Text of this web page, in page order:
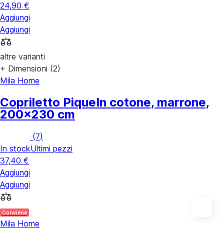
24,90 €
Aggiungi
Aggiungi
altre varianti
+ Dimensioni (2)
Mila Home
Copriletto PiqueIn cotone, marrone,
200x230 cm
(7)
In stockUltimi pezzi
37,40 €
Aggiungi
Aggiungi
Conviene
Mila Home